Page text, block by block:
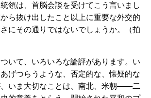
領は、首脳会談を受けてこう言いまし
ら抜け出したこと以上に重要な外交的
にその通りではないでしょうか。（拍
いて、いろいろな論評があります。い
げつらうような、否定的な、懐疑的な
いま大切なことは、南北、米朝――二